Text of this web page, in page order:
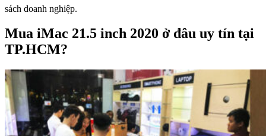
sách doanh nghiệp.
Mua iMac 21.5 inch 2020 ở đâu uy tín tại
TP.HCM?